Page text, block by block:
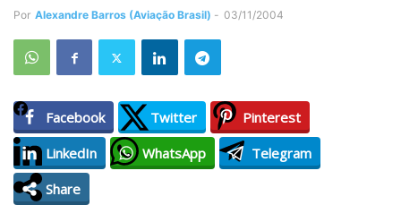
Por Alexandre Barros (Aviação Brasil) - 03/11/2004
Facebook Twitter
Pinterest
LinkedIn
WhatsApp
Telegram
Share